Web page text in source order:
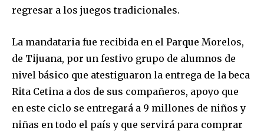
regresar a los juegos tradicionales.
La mandataria fue recibida en el Parque Morelos,
de Tijuana, por un festivo grupo de alumnos de
nivel básico que atestiguaron la entrega de la beca
Rita Cetina a dos de sus compañeros, apoyo que
en este ciclo se entregará a 9 millones de niños y
niñas en todo el país y que servirá para comprar